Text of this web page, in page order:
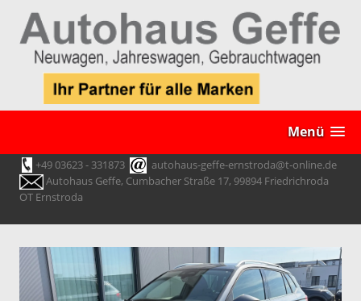
Menü
+49 03623 - 331873
autohaus-geffe-ernstroda@t-online.de
Autohaus Geffe, Cumbacher Straße 17, 99894 Friedrichroda
OT Ernstroda